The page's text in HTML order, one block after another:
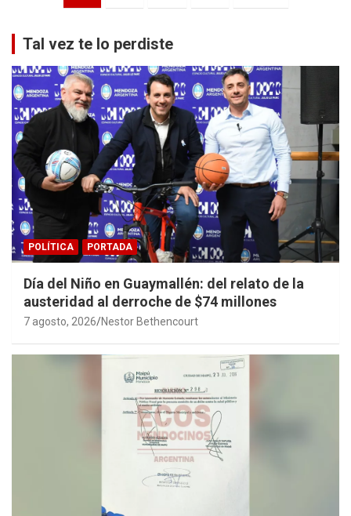
entradas
Tal vez te lo perdiste
POLÍTICA PORTADA
Día del Niño en Guaymallén: del relato de la
austeridad al derroche de $74 millones
7 agosto, 2026 Nestor Bethencourt